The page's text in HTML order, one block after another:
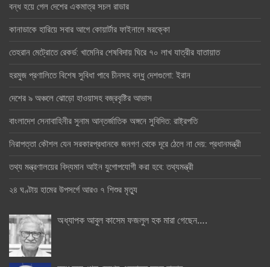
বন্ধ হয়ে গেল দেশের একমাত্র সচল রাডার
কানাডাকে হারিয়ে সবার আগে কোয়ার্টার ফাইনালে মরক্কো
তেহরান মেট্রোতে রেকর্ড: খামেনির শেষবিদায় ঘিরে ৭০ লাখ যাত্রীর যাতায়াত
হরমুজ প্রণালিতে বিশেষ সুবিধা পাবে চীনসহ বন্ধু দেশগুলো: ইরান
দেশের ৯ অঞ্চলে ঝোড়ো হাওয়াসহ বজ্রবৃষ্টির আভাস
বাংলাদেশ সেনাবাহিনীর সুনাম আন্তর্জাতিক অঙ্গনে সুবিদিত: রাষ্ট্রপতি
নিরাপত্তা কৌশল যেন সরকারপ্রধানকে জনগণ থেকে দূরে ঠেলে না দেয়: প্রধানমন্ত্রী
তথ্য মন্ত্রণালয়ের বিদ্যমান আইন যুগোপযোগী করা হবে: তথ্যমন্ত্রী
২৪ ঘণ্টায় হামের উপসর্গে আরও ৭ শিশুর মৃত্যু
অধ্যাপক আবুল কাসেম ফজলুল হক মারা গেছেন….